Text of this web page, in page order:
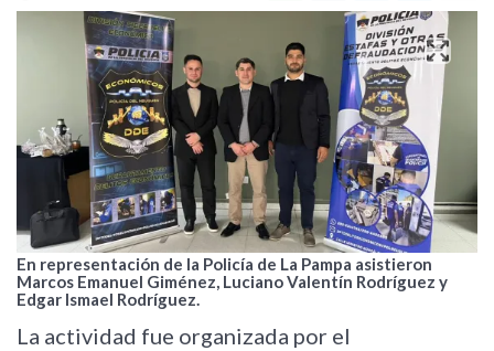
En representación de la Policía de La Pampa asistieron
Marcos Emanuel Giménez, Luciano Valentín Rodríguez y
Edgar Ismael Rodríguez.
La actividad fue organizada por el